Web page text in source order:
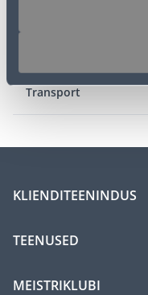
Transport
KLIENDITEENINDUS
TEENUSED
MEISTRIKLUBI